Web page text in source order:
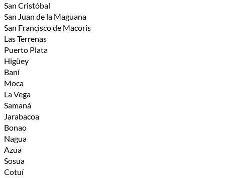
San Cristóbal
San Juan de la Maguana
San Francisco de Macoris
Las Terrenas
Puerto Plata
Higüey
Baní
Moca
La Vega
Samaná
Jarabacoa
Bonao
Nagua
Azua
Sosua
Cotuí